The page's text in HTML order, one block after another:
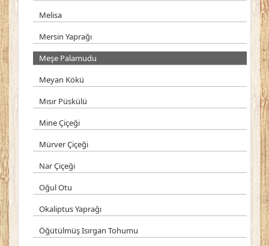
Melisa
Mersin Yaprağı
Meşe Palamudu
Meyan Kökü
Mısır Püskülü
Mine Çiçeği
Mürver Çiçeği
Nar Çiçeği
Oğul Otu
Okaliptus Yaprağı
Öğütülmüş Isırgan Tohumu